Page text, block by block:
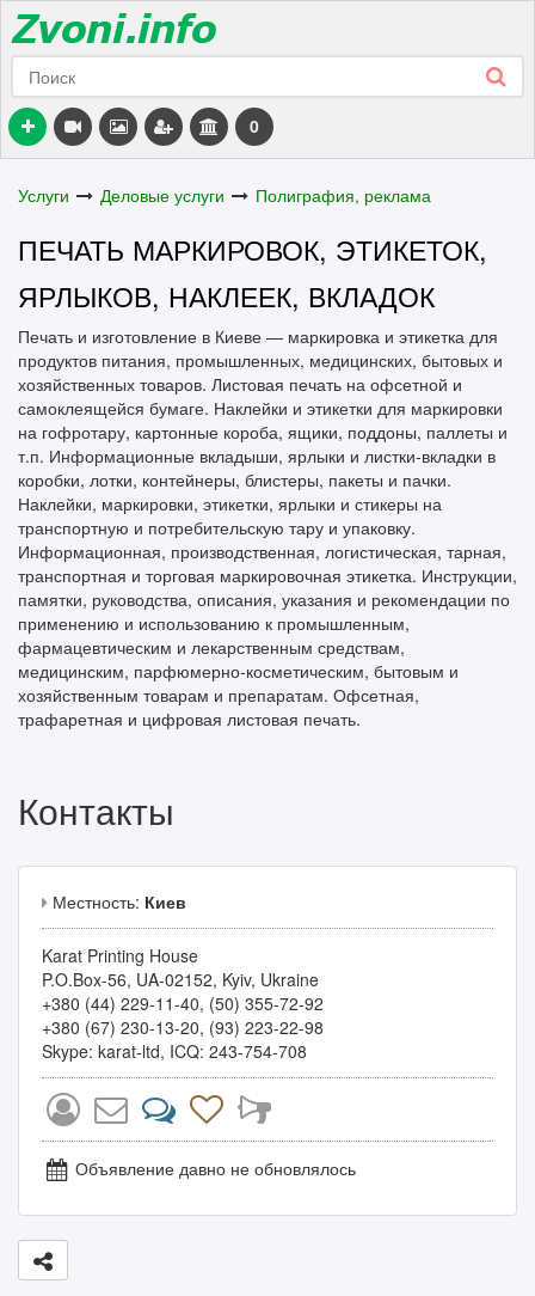
0
Услуги Деловые услуги Полиграфия, реклама
ПЕЧАТЬ МАРКИРОВОК, ЭТИКЕТОК,
ЯРЛЫКОВ, НАКЛЕЕК, ВКЛАДОК
Печать и изготовление в Киеве — маркировка и этикетка для
продуктов питания, промышленных, медицинских, бытовых и
хозяйственных товаров. Листовая печать на офсетной и
самоклеящейся бумаге. Наклейки и этикетки для маркировки
на гофротару, картонные короба, ящики, поддоны, паллеты и
т.п. Информационные вкладыши, ярлыки и листки-вкладки в
коробки, лотки, контейнеры, блистеры, пакеты и пачки.
Наклейки, маркировки, этикетки, ярлыки и стикеры на
транспортную и потребительскую тару и упаковку.
Информационная, производственная, логистическая, тарная,
транспортная и торговая маркировочная этикетка. Инструкции,
памятки, руководства, описания, указания и рекомендации по
применению и использованию к промышленным,
фармацевтическим и лекарственным средствам,
медицинским, парфюмерно-косметическим, бытовым и
хозяйственным товарам и препаратам. Офсетная,
трафаретная и цифровая листовая печать.
Контакты
Местность: Киев
Karat Printing House
P.O.Box-56, UA-02152, Kyiv, Ukraine
+380 (44) 229-11-40, (50) 355-72-92
+380 (67) 230-13-20, (93) 223-22-98
Skype: karat-ltd, ICQ: 243-754-708
Объявление давно не обновлялось